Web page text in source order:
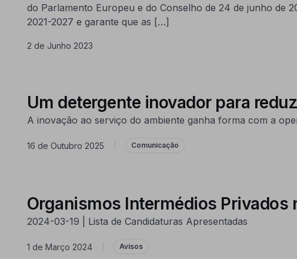
do Parlamento Europeu e do Conselho de 24 de junho de
2021-2027 e garante que as […]
2 de Junho 2023
Um detergente inovador para
A inovação ao serviço do ambiente ganha forma com a
16 de Outubro 2025 Comunicação
Organismos Intermédios Privados
2024-03-19 | Lista de Candidaturas Apresentadas
1 de Março 2024 Avisos